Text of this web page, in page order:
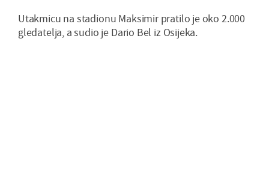
Utakmicu na stadionu Maksimir pratilo je oko 2.000
gledatelja, a sudio je Dario Bel iz Osijeka.